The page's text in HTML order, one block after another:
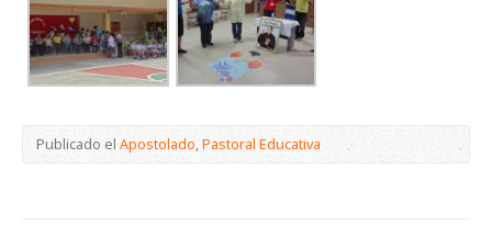
Publicado el Apostolado,Pastoral Educativa